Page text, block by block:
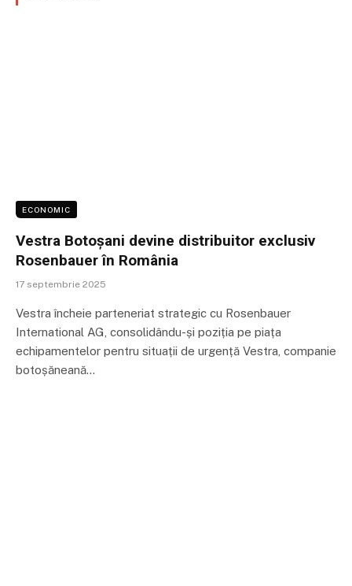
ECONOMIC
Vestra Botoșani devine distribuitor exclusiv
Rosenbauer în România
17 septembrie 2025
Vestra încheie parteneriat strategic cu Rosenbauer
International AG, consolidându-și poziția pe piața
echipamentelor pentru situații de urgență Vestra, companie
botoșăneană…